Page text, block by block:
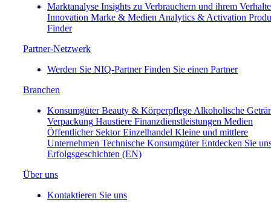
Marktanalyse Insights zu Verbrauchern und ihrem
Innovation Marke & Medien Analytics & Activation
Finder
Partner-Netzwerk
Werden Sie NIQ-Partner Finden Sie einen Partner
Branchen
Konsumgüter Beauty & Körperpflege Alkoholische
Verpackung Haustiere Finanzdienstleistungen Medien
Öffentlicher Sektor Einzelhandel Kleine und mittlere
Unternehmen Technische Konsumgüter Entdecken Sie
Erfolgsgeschichten (EN)
Über uns
Kontaktieren Sie uns